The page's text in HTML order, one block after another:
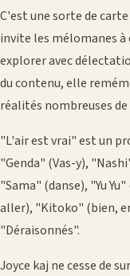
C'est une sorte de
invite les mélomanes à
explorer avec
du contenu, elle
réalités nombreuses
"L'air est vrai" est un
"Genda" (Vas-y),
"Sama" (danse), "Yu
aller), "Kitoko" (bien,
"Déraisonnés".
Joyce kaj ne cesse de